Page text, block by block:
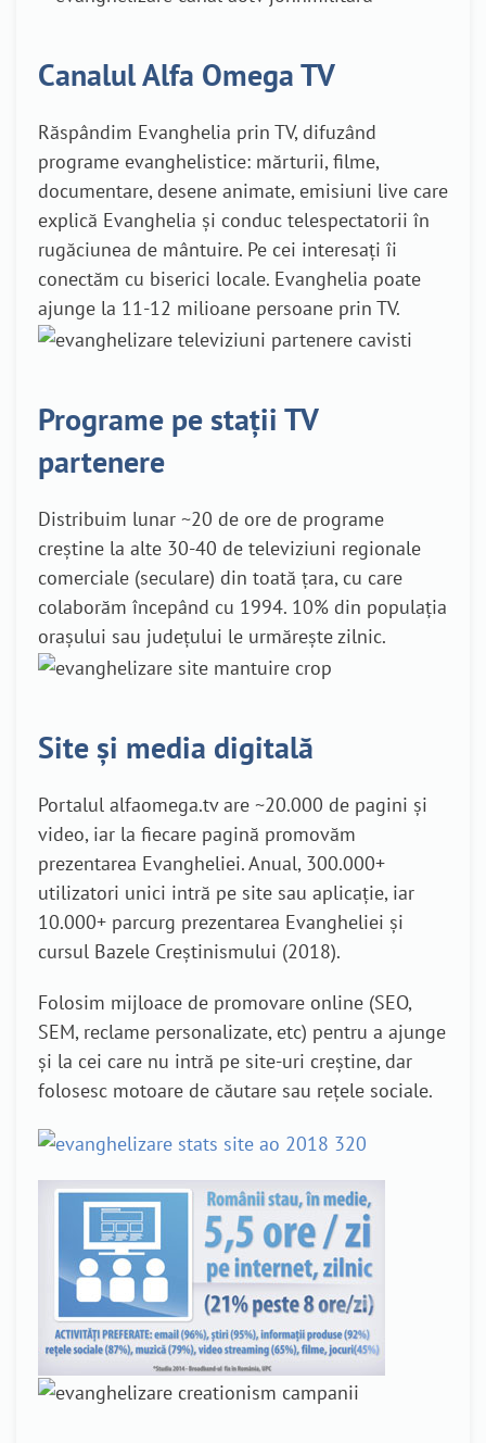
Canalul Alfa Omega TV
Răspândim Evanghelia prin TV, difuzând
programe evanghelistice: mărturii, filme,
documentare, desene animate, emisiuni live care
explică Evanghelia și conduc telespectatorii în
rugăciunea de mântuire. Pe cei interesați îi
conectăm cu biserici locale. Evanghelia poate
ajunge la 11-12 milioane persoane prin TV.
Programe pe stații TV
partenere
Distribuim lunar ~20 de ore de programe
creștine la alte 30-40 de televiziuni regionale
comerciale (seculare) din toată țara, cu care
colaborăm începând cu 1994. 10% din populația
orașului sau județului le urmărește zilnic.
Site și media digitală
Portalul alfaomega.tv are ~20.000 de pagini și
video, iar la fiecare pagină promovăm
prezentarea Evangheliei. Anual, 300.000+
utilizatori unici intră pe site sau aplicație, iar
10.000+ parcurg prezentarea Evangheliei și
cursul Bazele Creștinismului (2018).
Folosim mijloace de promovare online (SEO,
SEM, reclame personalizate, etc) pentru a ajunge
și la cei care nu intră pe site-uri creștine, dar
folosesc motoare de căutare sau rețele sociale.